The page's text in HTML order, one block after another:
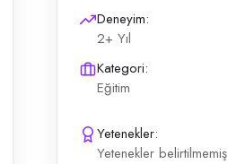
Deneyim:
2+ Yıl
Kategori:
Eğitim
Yetenekler:
Yetenekler belirtilmemiş